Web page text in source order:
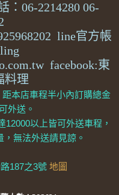
：06-2214280 06-
line官方帳
facebook:東
料理
本店車程半小內訂購總金
外送。
以上皆可外送車程，
無法外送請見諒。
187之3號 地圖